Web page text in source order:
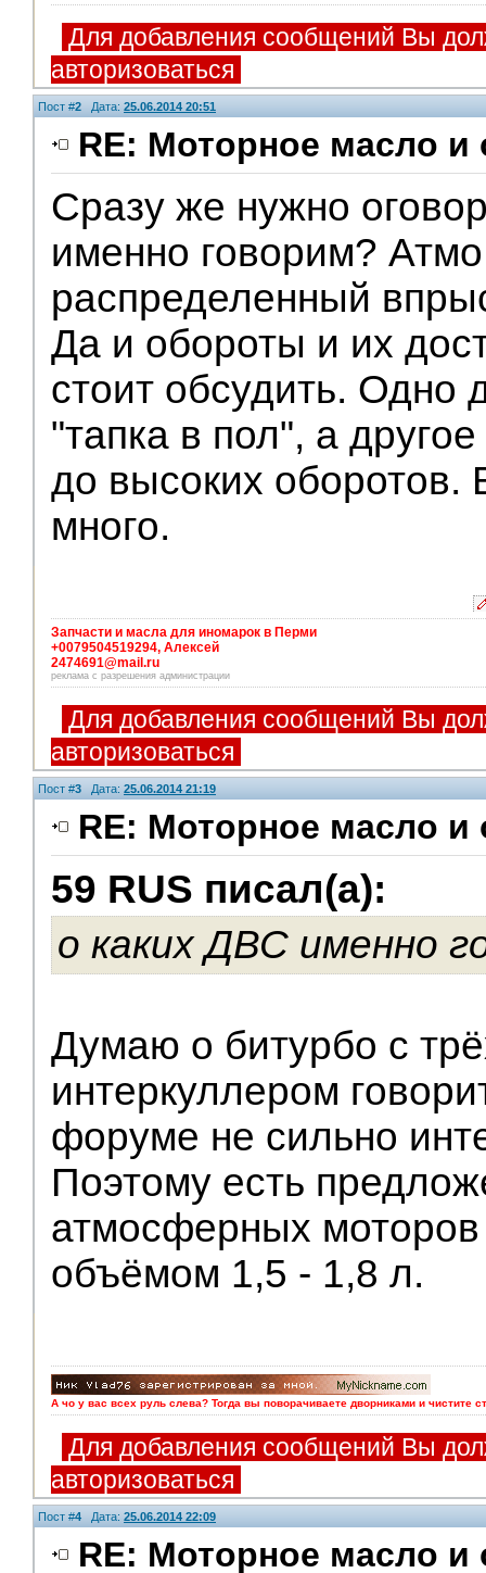
Для добавления сообщений Вы
авторизоваться
Пост #2 Дата: 25.06.2014 20:51
RE: Моторное масло и
Сразу же нужно
именно говорим?
распределенный
Да и обороты и их
стоит обсудить. Одно
"тапка в пол", а
до высоких
много.
Запчасти и масла для иномарок в Перми
+0079504519294, Алексей
2474691@mail.ru
реклама с разрешения администрации
Для добавления сообщений Вы
авторизоваться
Пост #3 Дата: 25.06.2014 21:19
RE: Моторное масло и
59 RUS писал(а):
о каких ДВС именно
Думаю о битурбо с
интеркуллером
форуме не сильно
Поэтому есть
атмосферных
объёмом 1,5 - 1,8 л.
Помощники
А чо у вас всех руль слева? Тогда вы поворачиваете дворниками и чистите
Для добавления сообщений Вы
авторизоваться
Пост #4Дата: 25.06.2014 22:09
RE: Моторное масло и